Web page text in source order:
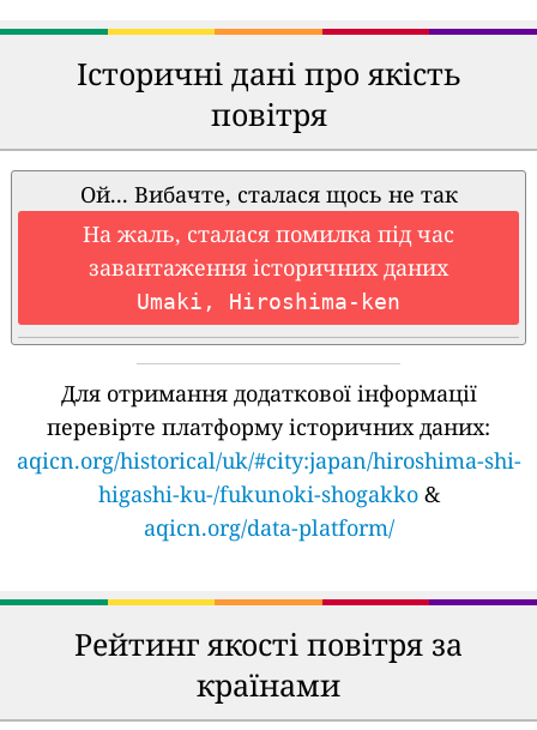
Історичні дані про якість
повітря
Ой... Вибачте, сталася щось не так
На жаль, сталася помилка під час
завантаження історичних даних
Umaki, Hiroshima-ken
Для отримання додаткової інформації
перевірте платформу історичних даних:
aqicn.org/historical/uk/#city:japan/hiroshima-shi-
higashi-ku-/fukunoki-shogakko&
aqicn.org/data-platform/
Рейтинг якості повітря за
країнами